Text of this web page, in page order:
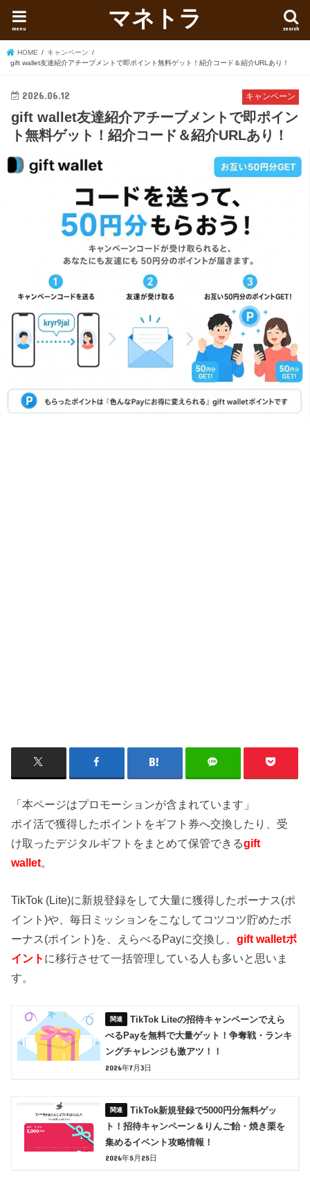
マネトラ search
menu
HOME
キャンペーン
gift wallet友達紹介アチーブメントで即ポイント無料ゲット！紹介コード＆紹介URLあり！
キャンペーン
2026.06.12
gift wallet友達紹介アチーブメントで即ポイン
ト無料ゲット！紹介コード＆紹介URLあり！
「本ページはプロモーションが含まれています」
ポイ活で獲得したポイントをギフト券へ交換したり、受
け取ったデジタルギフトをまとめて保管できるgift
wallet。
TikTok (Lite)に新規登録をして大量に獲得したボーナス(ポ
イント)や、毎日ミッションをこなしてコツコツ貯めたボ
ーナス(ポイント)を、えらべるPayに交換し、gift walletポ
イント に移行させて一括管理している人も多いと思いま
す。
TikTok Liteの招待キャンペーンでえら
べるPayを無料で大量ゲット！争奪戦・ランキ
ングチャレンジも激アツ！！
2026年7月3日
TikTok新規登録で5000円分無料ゲッ
ト！招待キャンペーン＆りんご飴・焼き栗を
集めるイベント攻略情報！
2026年5月25日